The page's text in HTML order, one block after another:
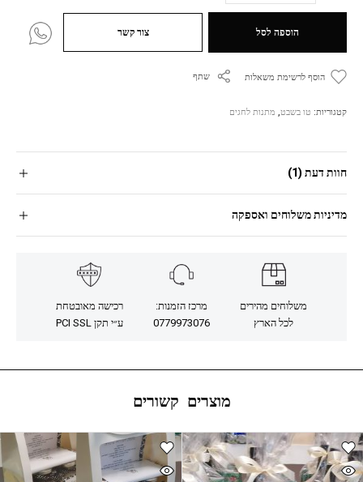
הוספה לסל צור קשר
הוסף לרשימת משאלות שתף
קטגוריות: טו בשבט, מתנות לחגים
חוות דעת (1)
מדיניות משלוחים ואספקה
משלוחים מהירים
לכל הארץ
מרכז הזמנות:
0779973076
רכישה מאובטחת
ע״י תקן PCI SSL
מוצרים קשורים